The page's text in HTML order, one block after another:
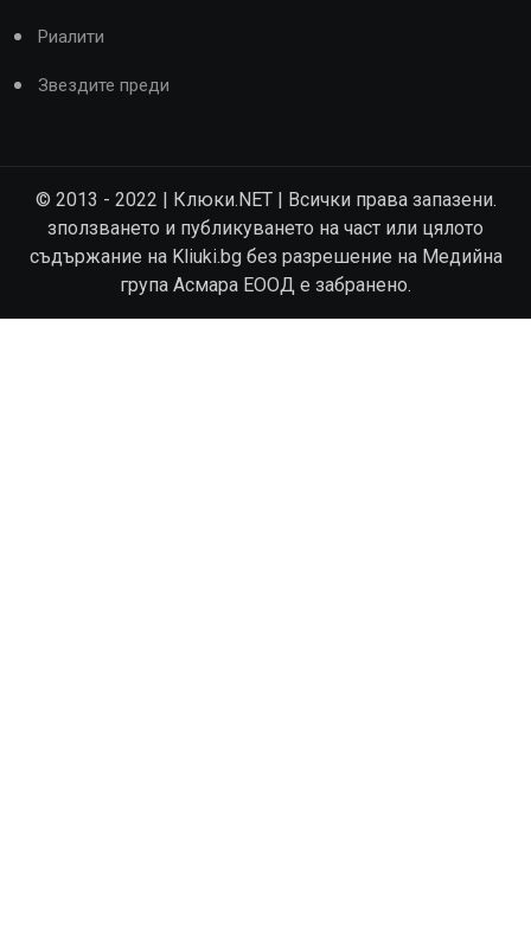
Риалити
Звездите преди
© 2013 - 2022 | Клюки.NET | Всички права запазени.
зползването и публикуването на част или цялото
съдържание на Kliuki.bg без разрешение на Медийна
група Асмара ЕООД е забранено.